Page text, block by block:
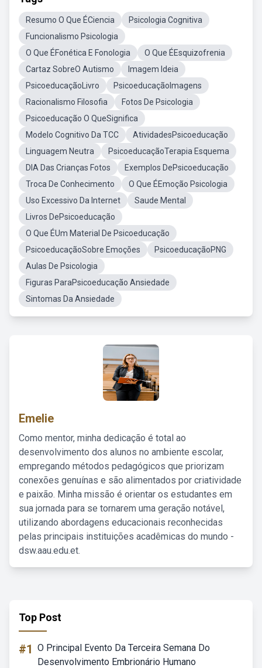
Resumo O Que ÉCiencia
Psicologia Cognitiva
Funcionalismo Psicologia
O Que ÉFonética E Fonologia
O Que ÉEsquizofrenia
Cartaz SobreO Autismo
Imagem Ideia
PsicoeducaçãoLivro
PsicoeducaçãoImagens
Racionalismo Filosofia
Fotos De Psicologia
Psicoeducação O QueSignifica
Modelo Cognitivo Da TCC
AtividadesPsicoeducação
Linguagem Neutra
PsicoeducaçãoTerapia Esquema
DIA Das Crianças Fotos
Exemplos DePsicoeducação
Troca De Conhecimento
O Que ÉEmoção Psicologia
Uso Excessivo Da Internet
Saude Mental
Livros DePsicoeducação
O Que ÉUm Material De Psicoeducação
PsicoeducaçãoSobre Emoções
PsicoeducaçãoPNG
Aulas De Psicologia
Figuras ParaPsicoeducação Ansiedade
Sintomas Da Ansiedade
Emelie
Como mentor, minha dedicação é total ao
desenvolvimento dos alunos no ambiente escolar,
empregando métodos pedagógicos que priorizam
conexões genuínas e são alimentados por criatividade
e paixão. Minha missão é orientar os estudantes em
sua jornada para se tornarem uma geração notável,
utilizando abordagens educacionais reconhecidas
pelas principais instituições acadêmicas do mundo -
dsw.aau.edu.et.
Top Post
#1 O Principal Evento Da Terceira Semana Do
Desenvolvimento Embrionário Humano